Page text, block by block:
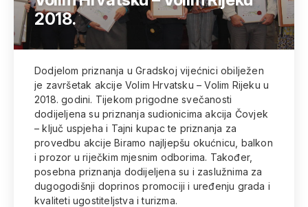
2018.
Dodjelom priznanja u Gradskoj vijećnici obilježen
je završetak akcije Volim Hrvatsku – Volim Rijeku u
2018. godini. Tijekom prigodne svečanosti
dodijeljena su priznanja sudionicima akcija Čovjek
– ključ uspjeha i Tajni kupac te priznanja za
provedbu akcije Biramo najljepšu okućnicu, balkon
i prozor u riječkim mjesnim odborima. Također,
posebna priznanja dodijeljena su i zaslužnima za
dugogodišnji doprinos promociji i uređenju grada i
kvaliteti ugostiteljstva i turizma.